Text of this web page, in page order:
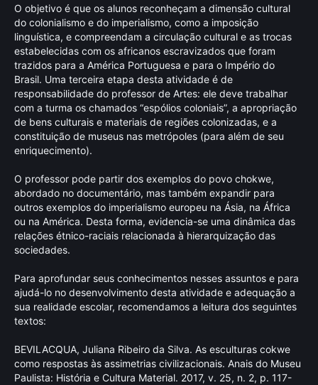
O objetivo é que os alunos reconheçam a dimensão cultural
do colonialismo e do imperialismo, como a imposição
linguística, e compreendam a circulação cultural e as trocas
estabelecidas com os africanos escravizados que foram
trazidos para a América Portuguesa e para o Império do
Brasil. Uma terceira etapa desta atividade é de
responsabilidade do professor de Artes: ele deve trabalhar
com a turma os chamados “espólios coloniais”, a apropriação
de bens culturais e materiais de regiões colonizadas, e a
constituição de museus nas metrópoles (para além de seu
enriquecimento).
O professor pode partir dos exemplos do povo chokwe,
abordado no documentário, mas também expandir para
outros exemplos do imperialismo europeu na Ásia, na África
ou na América. Desta forma, evidencia-se uma dinâmica das
relações étnico-raciais relacionada à hierarquização das
sociedades.
Para aprofundar seus conhecimentos nesses assuntos e para
ajudá-lo no desenvolvimento desta atividade e adequação a
sua realidade escolar, recomendamos a leitura dos seguintes
textos:
BEVILACQUA, Juliana Ribeiro da Silva. As esculturas cokwe
como respostas às assimetrias civilizacionais. Anais do Museu
Paulista: História e Cultura Material. 2017, v. 25, n. 2, p. 117-